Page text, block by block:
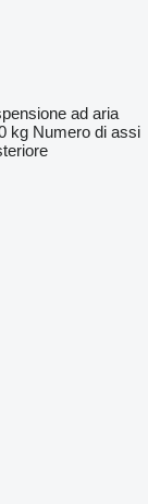
ad aria
kg Numero di assi